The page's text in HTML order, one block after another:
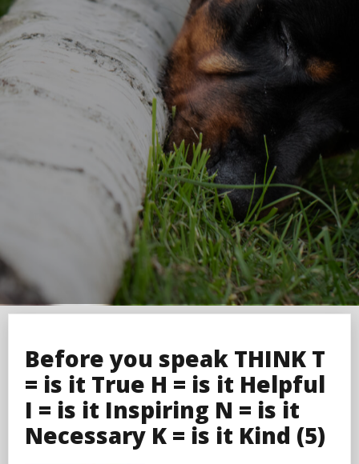
Before you speak THINK T
= is it True H = is it Helpful
I = is it Inspiring N = is it
Necessary K = is it Kind (5)